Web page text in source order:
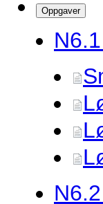
Oppgaver
N6.
N6.